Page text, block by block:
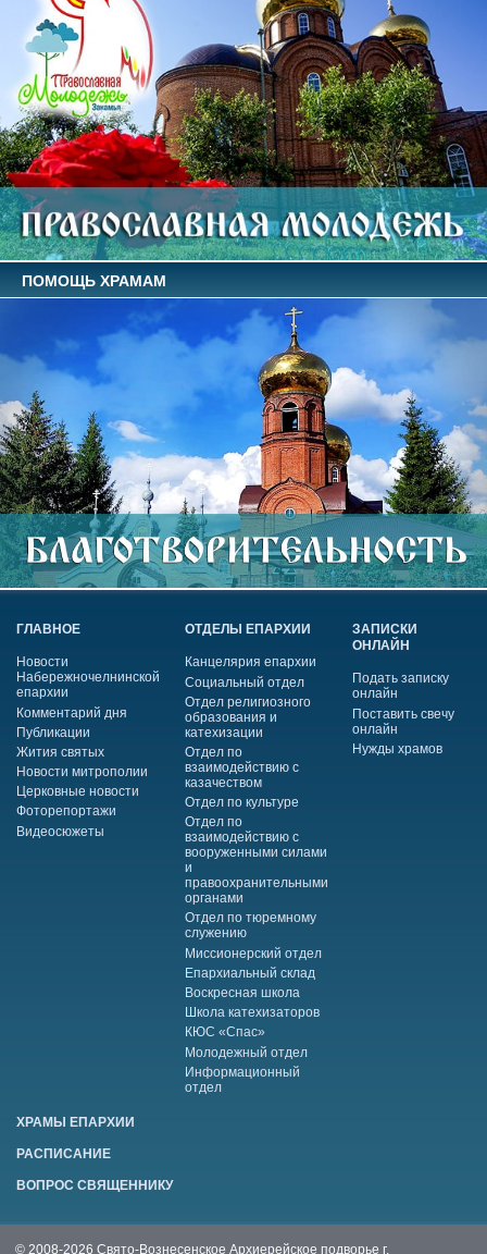
ПОМОЩЬ ХРАМАМ
ГЛАВНОЕ
Новости
Набережночелнинской
епархии
Комментарий дня
Публикации
Жития святых
Новости митрополии
Церковные новости
Фоторепортажи
Видеосюжеты
ОТДЕЛЫ ЕПАРХИИ
Канцелярия епархии
Социальный отдел
Отдел религиозного
образования и
катехизации
Отдел по
взаимодействию с
казачеством
Отдел по культуре
Отдел по
взаимодействию с
вооруженными силами
и
правоохранительными
органами
Отдел по тюремному
служению
Миссионерский отдел
Епархиальный склад
Воскресная школа
Школа катехизаторов
КЮС «Спас»
Молодежный отдел
Информационный
отдел
ЗАПИСКИ
ОНЛАЙН
Подать записку
онлайн
Поставить свечу
онлайн
Нужды храмов
ХРАМЫ ЕПАРХИИ
РАСПИСАНИЕ
ВОПРОС СВЯЩЕННИКУ
© 2008-2026 Свято-Вознесенское Архиерейское подворье г.